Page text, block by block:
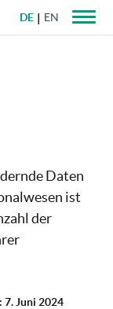
DE EN
Daten
ist
der
Juni 2024